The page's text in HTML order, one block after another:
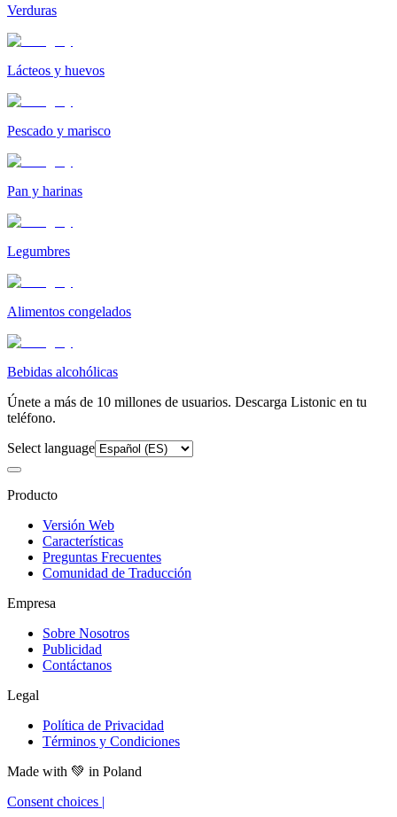
Verduras
Lácteos y huevos
Pescado y marisco
Pan y harinas
Legumbres
Alimentos congelados
Bebidas alcohólicas
Únete a más de 10 millones de usuarios. Descarga Listonic en tu
teléfono.
Select language
Producto
Versión Web
Características
Preguntas Frecuentes
Comunidad de Traducción
Empresa
Sobre Nosotros
Publicidad
Contáctanos
Legal
Política de Privacidad
Términos y Condiciones
Made with 💚 in Poland
Consent choices |